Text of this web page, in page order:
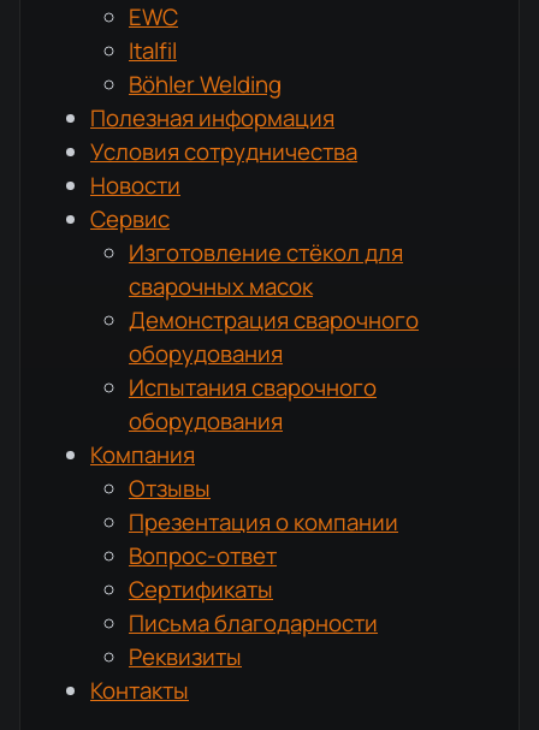
EWC
Italfil
Böhler Welding
Полезная информация
Условия сотрудничества
Новости
Сервис
Изготовление стёкол для
сварочных масок
Демонстрация сварочного
оборудования
Испытания сварочного
оборудования
Компания
Отзывы
Презентация о компании
Вопрос-ответ
Сертификаты
Письма благодарности
Реквизиты
Контакты